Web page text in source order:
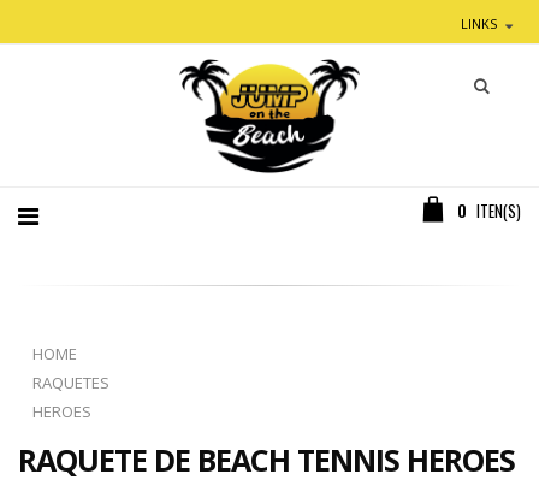
LINKS
0 ITEN(S)
HOME
RAQUETES
HEROES
RAQUETE DE BEACH TENNIS HEROES